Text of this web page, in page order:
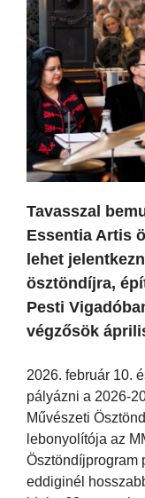
Tavasszal
Essentia Artis
lehet
ösztöndíjra,
Pesti
végzősök
2026. február 10.
pályázni a 2026-
Művészeti
lebonyolítója az
Ösztöndíjprogram
eddiginél